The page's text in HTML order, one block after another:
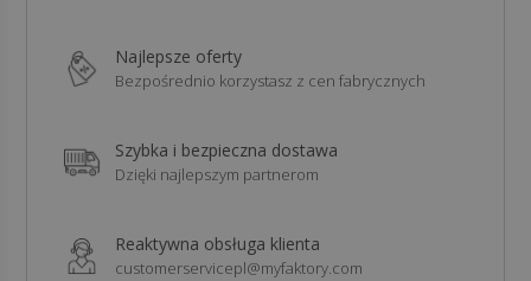
Najlepsze oferty
Bezpośrednio korzystasz z cen fabrycznych
Szybka i bezpieczna dostawa
Dzięki najlepszym partnerom
Reaktywna obsługa klienta
customerservicepl@myfaktory.com